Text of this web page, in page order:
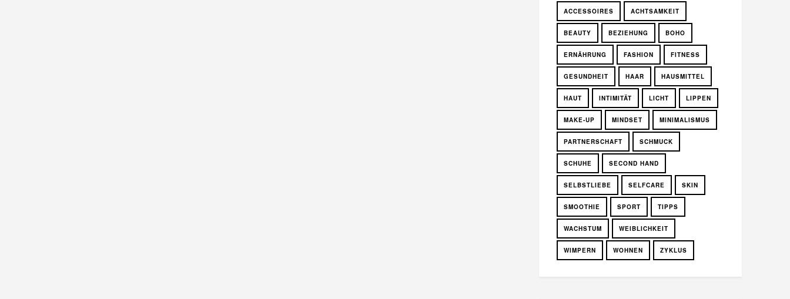
ACCESSOIRES ACHTSAMKEIT
BEAUTY BEZIEHUNG BOHO
ERNÄHRUNG FASHION FITNESS
GESUNDHEIT HAAR HAUSMITTEL
HAUT INTIMITÄT LICHT LIPPEN
MAKE-UP MINDSET MINIMALISMUS
PARTNERSCHAFT SCHMUCK
SCHUHE SECOND HAND
SELBSTLIEBE SELFCARE SKIN
SMOOTHIE SPORT TIPPS
WACHSTUM WEIBLICHKEIT
WIMPERN WOHNEN ZYKLUS